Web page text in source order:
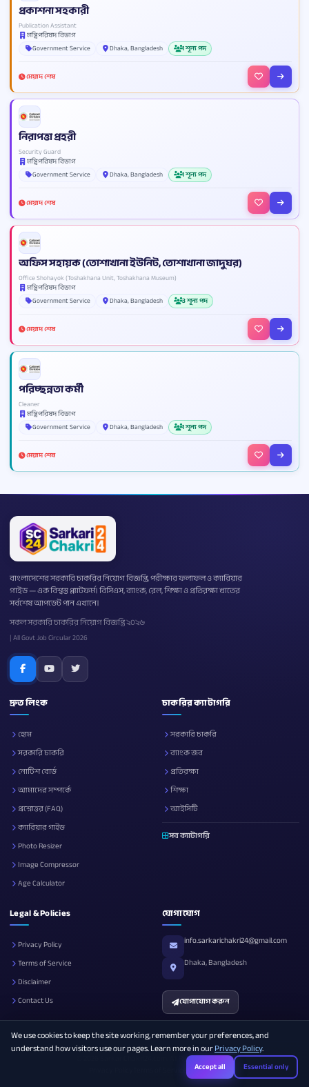
প্রকাশনা সহকারী
Publication Assistant
মন্ত্রিপরিষদ বিভাগ
Government Service
Dhaka, Bangladesh 1 শূন্য পদ
মেয়াদ শেষ
নিরাপত্তা প্রহরী
Security Guard
মন্ত্রিপরিষদ বিভাগ
Government Service
Dhaka, Bangladesh 1 শূন্য পদ
মেয়াদ শেষ
অফিস সহায়ক (তোশাখানা ইউনিট, তোশাখানা জাদুঘর)
Office Shohayok (Toshakhana Unit, Toshakhana Museum)
মন্ত্রিপরিষদ বিভাগ
Government Service
Dhaka, Bangladesh 3 শূন্য পদ
মেয়াদ শেষ
পরিচ্ছন্নতা কর্মী
Cleaner
মন্ত্রিপরিষদ বিভাগ
Government Service
Dhaka, Bangladesh 1 শূন্য পদ
মেয়াদ শেষ
বাংলাদেশের সরকারি চাকরির নিয়োগ বিজ্ঞপ্তি, পরীক্ষার ফলাফল ও ক্যারিয়ার
গাইড — এক বিশ্বস্ত প্ল্যাটফর্ম। বিসিএস, ব্যাংক, রেল, শিক্ষা ও প্রতিরক্ষা খাতের
সর্বশেষ আপডেট পান এখানে।
সকল সরকারি চাকরির নিয়োগ বিজ্ঞপ্তি ২০২৬
| All Govt Job Circular 2026
দ্রুত লিংক
হোম
সরকারি চাকরি
নোটিশ বোর্ড
আমাদের সম্পর্কে
প্রশ্নোত্তর (FAQ)
ক্যারিয়ার গাইড
Photo Resizer
Image Compressor
Age Calculator
চাকরির ক্যাটাগরি
সরকারি চাকরি
ব্যাংক জব
প্রতিরক্ষা
শিক্ষা
আইসিটি
সব ক্যাটাগরি
Legal & Policies
Privacy Policy
Terms of Service
Disclaimer
Contact Us
যোগাযোগ
info.sarkarichakri24@gmail.com
Dhaka, Bangladesh
যোগাযোগ করুন
© 2026 SarkariChakri24.com. All Rights Reserved.
Disclaimer
We use cookies to keep the site working, remember your preferences, and
understand how visitors use our pages. Learn more in ourPrivacy Policy.
Accept all Essential only